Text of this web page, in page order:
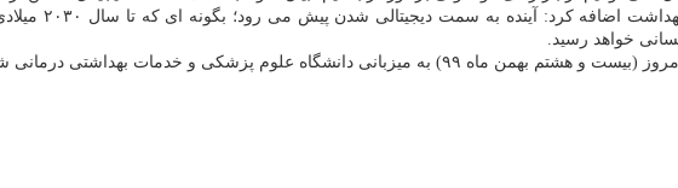
رییس دفتر
خواهد رسید.
و خدمات بهداشتی درمانی شیراز و به صورت برخط (آنلاین) برگزار شد.